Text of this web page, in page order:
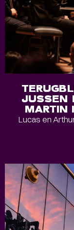
JUSSEN
MARTIN
Lucas en